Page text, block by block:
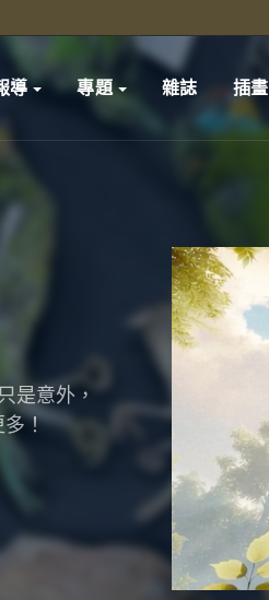
導 專題 雜誌 插畫
是意外，
多！